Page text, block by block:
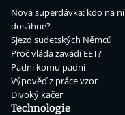
Nová superdávka: kdo na ní
dosáhne?
Sjezd sudetských Němců
Proč vláda zavádí EET?
Padni komu padni
Výpověď z práce vzor
Divoký kačer
Technologie